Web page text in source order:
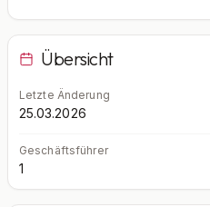
Übersicht
Letzte Änderung
25.03.2026
Geschäftsführer
1